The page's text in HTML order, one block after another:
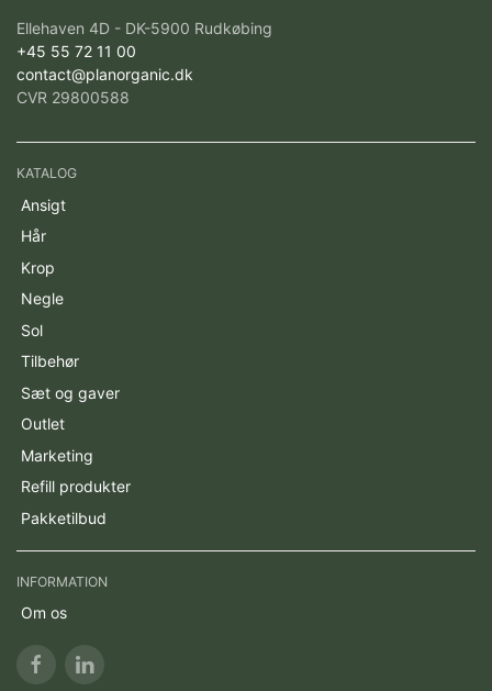
Ellehaven 4D - DK-5900 Rudkøbing
+45 55 72 11 00
contact@planorganic.dk
CVR 29800588
KATALOG
Ansigt
Hår
Krop
Negle
Sol
Tilbehør
Sæt og gaver
Outlet
Marketing
Refill produkter
Pakketilbud
INFORMATION
Om os